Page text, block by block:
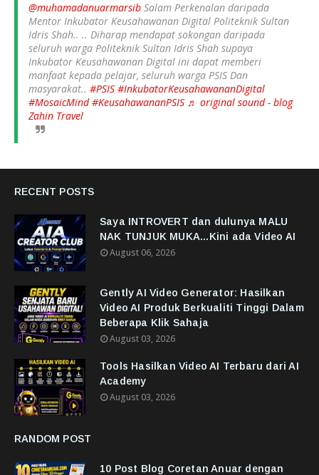
@muhamadanuarmarsib Salam Perkenalan daripada
Mentor Inkubator Keusahawanan Digital Politeknik Sultan
Idris Shah.. .. Diharap mendapat sokongan daripada
seluruh warga Politeknik Sultan Idris Shah supaya
Inkubator Keusahawanan Digital ini dapat memberi
manfaat kepada pelajar, seluruh warga PSIS Dan
masyarakat.. #PSIS #InkubatorKeusahawananDigital
#MosaicMind #KeusahawananPSIS ♬ original sound - blog
Zahin Travel
RECENT POSTS
Saya INTROVERT dan dulunya MALU
NAK TUNJUK MUKA...Kini ada Video AI
August 06, 2026
Gently AI Video Generator: Hasilkan
Video AI Produk Berkualiti Tinggi Dalam
Beberapa Klik Sahaja
August 03, 2026
Tools Hasilkan Video AI Terbaru dari AI
Academy
August 03, 2026
RANDOM POST
10 Post Blog Coretan Anuar dengan